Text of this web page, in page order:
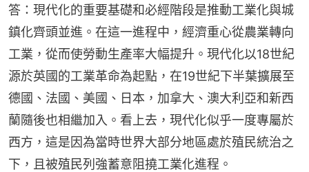
答：現代化的重要基礎和必經階段是推動工業化與城
鎮化齊頭並進。在這一進程中，經濟重心從農業轉向
工業，從而使勞動生產率大幅提升。現代化以18世紀
源於英國的工業革命為起點，在19世紀下半葉擴展至
德國、法國、美國、日本，加拿大、澳大利亞和新西
蘭隨後也相繼加入。看上去，現代化似乎一度專屬於
西方，這是因為當時世界大部分地區處於殖民統治之
下，且被殖民列強蓄意阻撓工業化進程。